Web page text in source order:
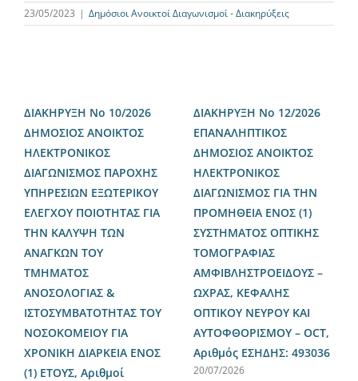
23/05/2023 | Δημόσιοι Ανοικτοί Διαγωνισμοί - Διακηρύξεις
ΔΙΑΚΗΡΥΞΗ Νο 10/2026
ΔΗΜΟΣΙΟΣ ΑΝΟΙΚΤΟΣ
ΗΛΕΚΤΡΟΝΙΚΟΣ
ΔΙΑΓΩΝΙΣΜΟΣ ΠΑΡΟΧΗΣ
ΥΠΗΡΕΣΙΩΝ ΕΞΩΤΕΡΙΚΟΥ
ΕΛΕΓΧΟΥ ΠΟΙΟΤΗΤΑΣ ΓΙΑ
ΤΗΝ ΚΑΛΥΨΗ ΤΩΝ
ΑΝΑΓΚΩΝ ΤΟΥ
ΤΜΗΜΑΤΟΣ
ΑΝΟΣΟΛΟΓΙΑΣ &
ΙΣΤΟΣΥΜΒΑΤΟΤΗΤΑΣ ΤΟΥ
ΝΟΣΟΚΟΜΕΙΟΥ ΓΙΑ
ΧΡΟΝΙΚΗ ΔΙΑΡΚΕΙΑ ΕΝΟΣ
(1) ΕΤΟΥΣ, Αριθμοί
ΔΙΑΚΗΡΥΞΗ Νο 12/2026
ΕΠΑΝΑΛΗΠΤΙΚΟΣ
ΔΗΜΟΣΙΟΣ ΑΝΟΙΚΤΟΣ
ΗΛΕΚΤΡΟΝΙΚΟΣ
ΔΙΑΓΩΝΙΣΜΟΣ ΓΙΑ ΤΗΝ
ΠΡΟΜΗΘΕΙΑ ΕΝΟΣ (1)
ΣΥΣΤΗΜΑΤΟΣ ΟΠΤΙΚΗΣ
ΤΟΜΟΓΡΑΦΙΑΣ
ΑΜΦΙΒΛΗΣΤΡΟΕΙΔΟΥΣ –
ΩΧΡΑΣ, ΚΕΦΑΛΗΣ
ΟΠΤΙΚΟΥ ΝΕΥΡΟΥ ΚΑΙ
ΑΥΤΟΦΘΟΡΙΣΜΟΥ – OCT,
Αριθμός ΕΣΗΔΗΣ: 493036
20/07/2026